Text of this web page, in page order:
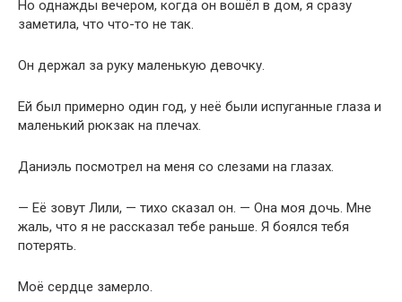
Но однажды вечером, когда он вошёл в дом, я сразу
заметила, что что-то не так.
Он держал за руку маленькую девочку.
Ей был примерно один год, у неё были испуганные глаза и
маленький рюкзак на плечах.
Даниэль посмотрел на меня со слезами на глазах.
— Её зовут Лили, — тихо сказал он. — Она моя дочь. Мне
жаль, что я не рассказал тебе раньше. Я боялся тебя
потерять.
Моё сердце замерло.